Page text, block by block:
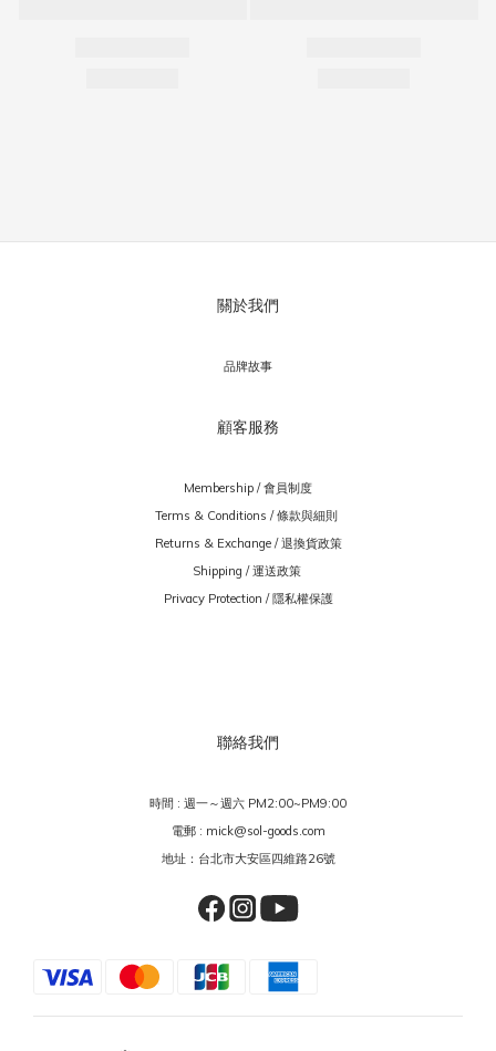
關於我們
品牌故事
顧客服務
Membership / 會員制度
Terms & Conditions / 條款與細則
Returns & Exchange / 退換貨政策
Shipping / 運送政策
Privacy Protection / 隱私權保護
聯絡我們
時間 : 週一～週六 PM2:00~PM9:00
電郵 : mick@sol-goods.com
地址：台北市大安區四維路26號